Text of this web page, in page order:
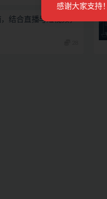
结合直播与短视频，
感谢大家支持！